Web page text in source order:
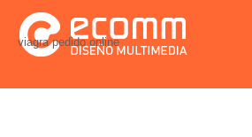
viagra pedido online